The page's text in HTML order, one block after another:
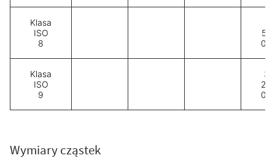
Klasa
ISO
8
Klasa
ISO
9
35
Wymiary cząstek